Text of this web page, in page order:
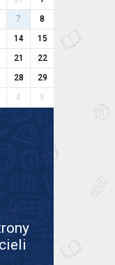
7
8
14
15
21
22
28
29
4 5